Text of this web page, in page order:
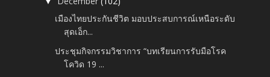
เมืองไทยประกันชีวิต มอบประสบการณ์เหนือระดับ
สุดเอ็ก...
ประชุมกิจกรรมวิชาการ “บทเรียนการรับมือโรค
โควิด 19 ...